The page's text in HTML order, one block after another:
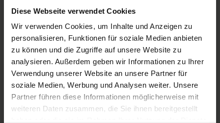
Diese Webseite verwendet Cookies
Wir verwenden Cookies, um Inhalte und Anzeigen zu
personalisieren, Funktionen für soziale Medien anbieten
zu können und die Zugriffe auf unsere Website zu
analysieren. Außerdem geben wir Informationen zu Ihrer
Verwendung unserer Website an unsere Partner für
soziale Medien, Werbung und Analysen weiter. Unsere
Partner führen diese Informationen möglicherweise mit
weiteren Daten zusammen, die Sie ihnen bereitgestellt
0
Mehr laden
Ähnliche Videos